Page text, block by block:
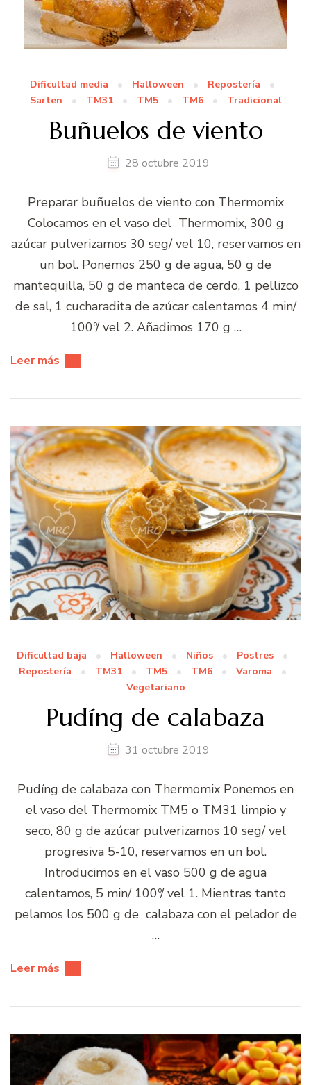
Dificultad media Halloween
Repostería
Sarten
TM31 TM5 TM6 Tradicional
Buñuelos de viento
28 octubre 2019
Preparar buñuelos de viento con Thermomix
Colocamos en el vaso del Thermomix, 300 g
azúcar pulverizamos 30 seg/ vel 10, reservamos en
un bol. Ponemos 250 g de agua, 50 g de
mantequilla, 50 g de manteca de cerdo, 1 pellizco
de sal, 1 cucharadita de azúcar calentamos 4 min/
100º/ vel 2. Añadimos 170 g …
Leer más
Dificultad baja Halloween Niños
Postres
Repostería
TM31 TM5 TM6
Varoma
Vegetariano
Pudíng de calabaza
31 octubre 2019
Pudíng de calabaza con Thermomix Ponemos en
el vaso del Thermomix TM5 o TM31 limpio y
seco, 80 g de azúcar pulverizamos 10 seg/ vel
progresiva 5-10, reservamos en un bol.
Introducimos en el vaso 500 g de agua
calentamos, 5 min/ 100º/ vel 1. Mientras tanto
pelamos los 500 g de calabaza con el pelador de
…
Leer más